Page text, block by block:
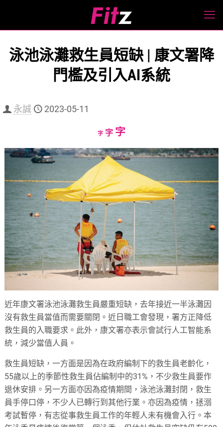
泳池泳灘救生員短缺 | 康文署降
門檻及引入AI系統
永誠 2023-05-11
字Decrease
size.
字Reset
size.
字Increase
size.
近年康文署泳池泳灘救生員嚴重短缺，去年接近一半泳灘因
沒有救生員當值而需要關閉。近日職工會發現，署方正降低
救生員的入職要求。此外，康文署亦表示會試行人工智能系
統，減少當值人員。
救生員短缺，一方面是因為在政府編制下的救生員老齡化，
55歲以上的季節性救生員佔編制中的31%，不少救生員要作
退休安排。另一方面亦因為疫情期間，泳池泳灘封閉，救生
員手停口停，不少人已轉行到其他行業。亦因為疫情，拯溺
考試暫停，有志從事救生員工作的年輕人未有機會入行。本